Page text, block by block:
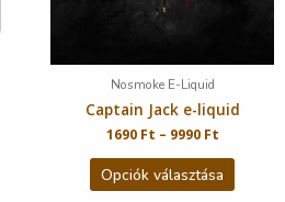
Nosmoke E-Liquid
Captain Jack e-liquid
1690 Ft – 9990 Ft
Opciók választása